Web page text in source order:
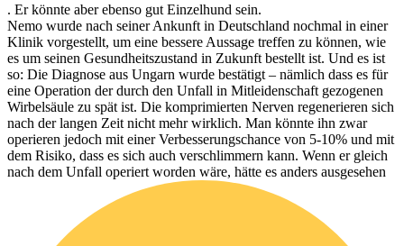
. Er könnte aber ebenso gut Einzelhund sein.
Nemo wurde nach seiner Ankunft in Deutschland nochmal in einer
Klinik vorgestellt, um eine bessere Aussage treffen zu können, wie
es um seinen Gesundheitszustand in Zukunft bestellt ist. Und es ist
so: Die Diagnose aus Ungarn wurde bestätigt – nämlich dass es für
eine Operation der durch den Unfall in Mitleidenschaft gezogenen
Wirbelsäule zu spät ist. Die komprimierten Nerven regenerieren sich
nach der langen Zeit nicht mehr wirklich. Man könnte ihn zwar
operieren jedoch mit einer Verbesserungschance von 5-10% und mit
dem Risiko, dass es sich auch verschlimmern kann. Wenn er gleich
nach dem Unfall operiert worden wäre, hätte es anders ausgesehen